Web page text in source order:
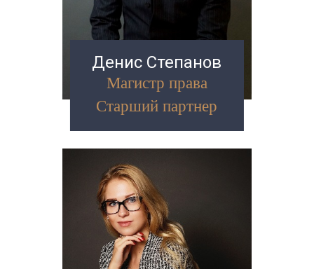
Денис Степанов
Магистр права
Старший партнер